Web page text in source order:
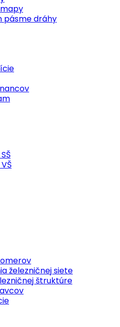
pásme dráhy
železničnej siete
štruktúre